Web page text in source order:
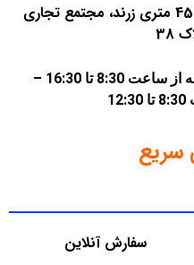
تهران، فتح، 45 متری زرند، مجتمع تجاری
38
شنبه تا چهارشنبه از ساعت 8:30 تا 16:30 –
سریع
سفارش آنلاین